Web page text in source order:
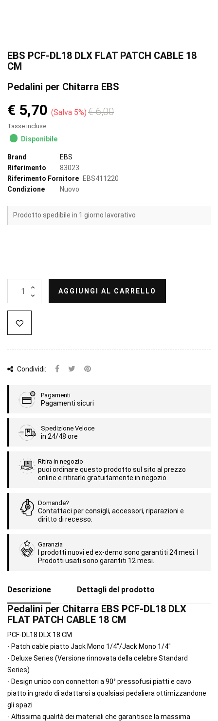
EBS PCF-DL18 DLX FLAT PATCH CABLE 18
CM
Pedalini per Chitarra EBS
€ 5,70 Salva 5% € 6,00
Tasse incluse
Disponibile
Brand
EBS
Riferimento
83023
Riferimento Fornitore
EBS411220
Condizione
Nuovo
Prodotto spedibile in 1 giorno lavorativo
AGGIUNGI AL CARRELLO
Condividi:
Pagamenti
Pagamenti sicuri
Spedizione Veloce
in 24/48 ore
Ritira in negozio
puoi ordinare questo prodotto sul sito al prezzo
online e ritirarlo gratuitamente in negozio.
Domande?
Contattaci per consigli, accessori, riparazioni e
diritto di recesso.
Garanzia
I prodotti nuovi ed ex-demo sono garantiti 24 mesi. I
Prodotti usati sono garantiti 12 mesi.
Descrizione Dettagli del prodotto
Pedalini per Chitarra EBS PCF-DL18 DLX
FLAT PATCH CABLE 18 CM
PCF-DL18 DLX 18 CM
- Patch cable piatto Jack Mono 1/4"/Jack Mono 1/4"
- Deluxe Series (Versione rinnovata della celebre Standard
Series)
- Design unico con connettori a 90° pressofusi piatti e cavo
piatto in grado di adattarsi a qualsiasi pedaliera ottimizzandone
gli spazi
- Altissima qualità dei materiali che garantisce la massima